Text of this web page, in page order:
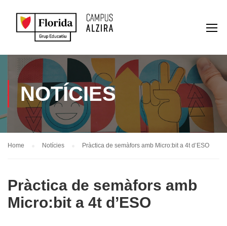
NOTÍCIES
Home Notícies Pràctica de semàfors amb Micro:bit a 4t d’ESO
Pràctica de semàfors amb
Micro:bit a 4t d’ESO